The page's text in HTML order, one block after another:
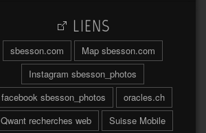
2023 32 2024
2025 44 2026 27 5
A travers l'hublot 17
Abländschen 3 Açores
LIENS
sbesson.com
Map sbesson.com
Instagram sbesson_photos
facebook sbesson_photos
oracles.ch
Qwant recherches web
Suisse Mobile